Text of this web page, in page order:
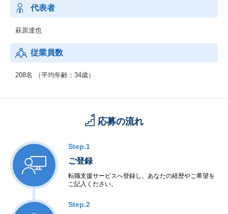
代表者
萩原達也
従業員数
208名 （平均年齢：34歳）
応募の流れ
Step.1
ご登録
転職支援サービスへ登録し、あなたの経歴やご希望を
ご記入ください。
Step.2